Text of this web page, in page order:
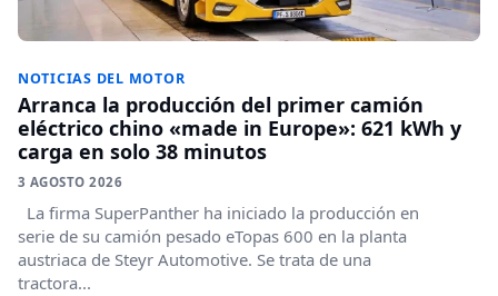
NOTICIAS DEL MOTOR
Arranca la producción del primer camión
eléctrico chino «made in Europe»: 621 kWh y
carga en solo 38 minutos
3 AGOSTO 2026
La firma SuperPanther ha iniciado la producción en
serie de su camión pesado eTopas 600 en la planta
austriaca de Steyr Automotive. Se trata de una
tractora...